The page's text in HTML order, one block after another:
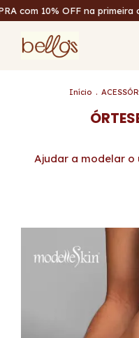
com 10% OFF na primeira
Início .
Ajudar a modelar